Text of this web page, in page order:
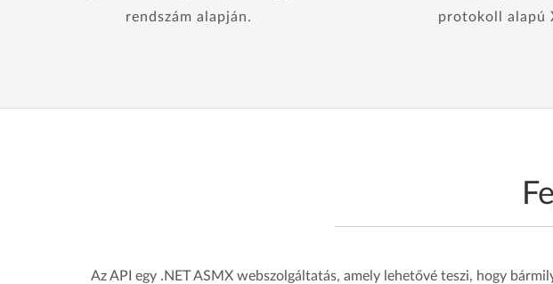
rendszám alapján.
protokoll alapú
Az API egy .NET ASMX webszolgáltatás, amely lehetővé teszi, hogy